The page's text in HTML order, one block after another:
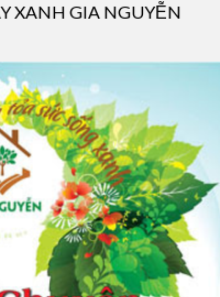
XANH GIA NGUYỄN